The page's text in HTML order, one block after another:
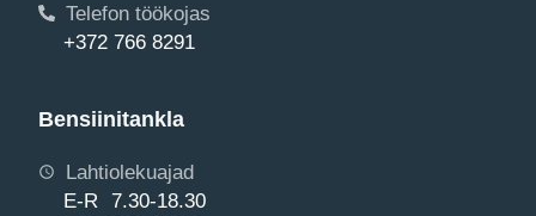
Telefon töökojas
+372 766 8291
Bensiinitankla
Lahtiolekuajad
E-R 7.30-18.30